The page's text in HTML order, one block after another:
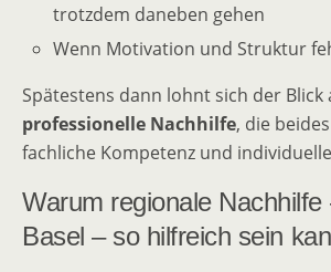
trotzdem daneben gehen
Wenn Motivation und Struktur
Spätestens dann lohnt sich der Blick
professionelle Nachhilfe, die
fachliche Kompetenz und
Warum regionale Nachhilfe
Basel – so hilfreich sein